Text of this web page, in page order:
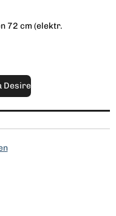
72 cm (elektr.
Desire